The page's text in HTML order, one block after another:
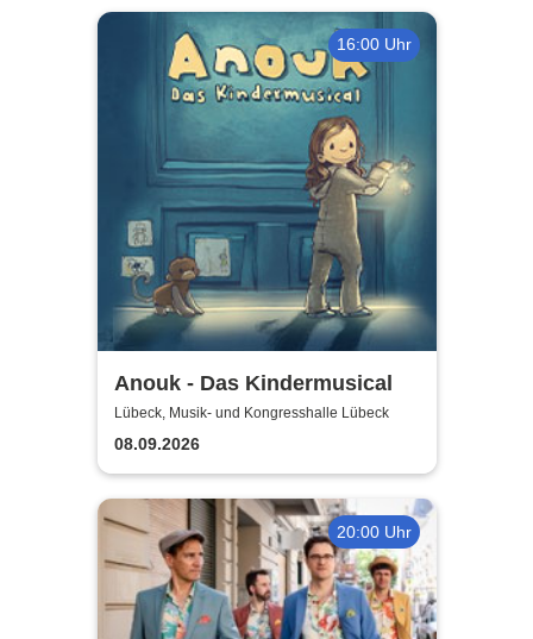
16:00 Uhr
Anouk - Das Kindermusical
Lübeck, Musik- und Kongresshalle Lübeck
08.09.2026
20:00 Uhr